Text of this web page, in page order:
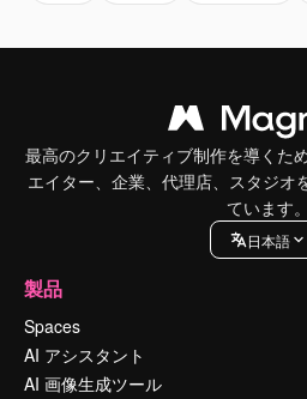
最高のクリエイティブ制作を導くた
エイター、企業、代理店、スタジオ
ています。
日本語
製品
Spaces
AI アシスタント
AI 画像生成ツール